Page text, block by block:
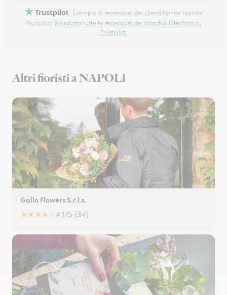
Trustpilot
Esempio di recensioni dei clienti fornite tramite
Trustpilot. Visualizza tutte le recensioni del marchio Interflora su
Trustpilot.
Altri fioristi a NAPOLI
Gallo Flowers S.r.l.s.
★★★★ 4.1/5 (34)